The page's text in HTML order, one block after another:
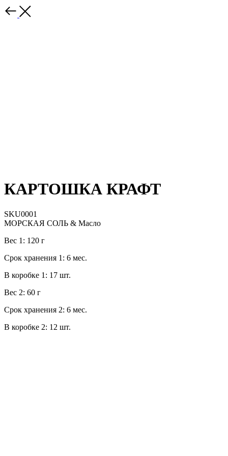
КАРТОШКА КРАФТ
SKU0001
МОРСКАЯ СОЛЬ & Масло
Вес 1: 120 г
Срок хранения 1: 6 мес.
В коробке 1: 17 шт.
Вес 2: 60 г
Срок хранения 2: 6 мес.
В коробке 2: 12 шт.